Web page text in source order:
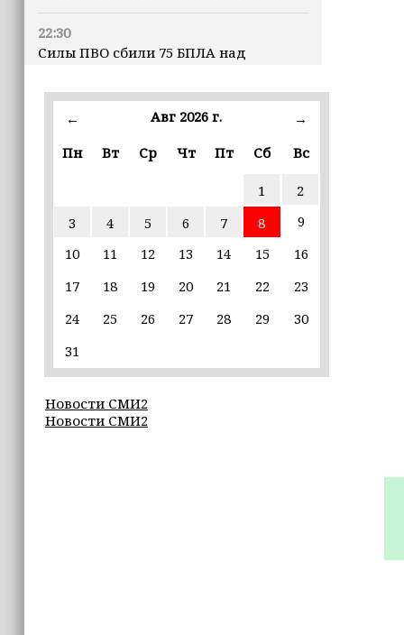
22:30
Силы ПВО сбили 75 БПЛА над
iPhone может исчезнуть с рынка
9 августа в Грозном пройдет дрифт-
фестиваль
Эксперт объяснил, почему не стоит
16:55
В Шелковском районе обучают
«ИнформУИК»
← Авг 2026 г.
→
Пн
Вт Ср Чт Пт Сб Вс
1
2
3
4 5 6 7 8
9
10
11 12 13 14 15
16
17
18 19 20 21 22
23
24
25 26 27 28 29
30
31
Новости СМИ2
Новости СМИ2